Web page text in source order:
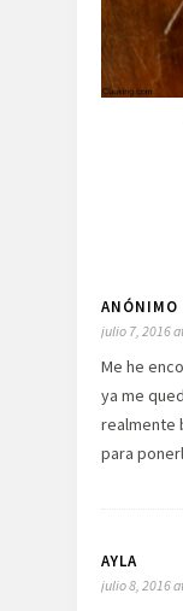
ANÓNIMO
julio 7, 2016
Me he
ya me
realmente
para
AYLA
julio 8, 2016